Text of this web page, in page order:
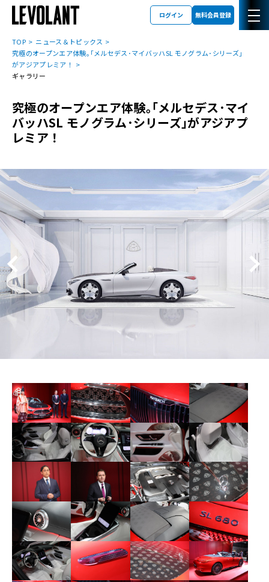
ログイン 無料会員登録
TOP
ニュース＆トピックス
究極のオープンエア体験｡｢メルセデス･マイバッハSL モノグラム･シリーズ｣
がアジアプレミア！
ギャラリー
究極のオープンエア体験｡｢メルセデス･マイ
バッハSL モノグラム･シリーズ｣がアジアプ
レミア！